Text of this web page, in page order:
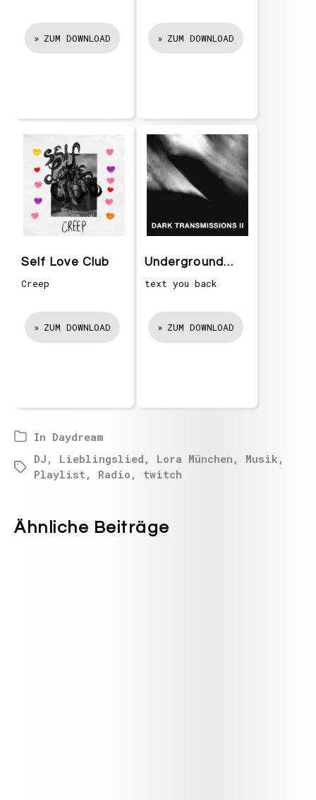
ZUM DOWNLOAD ZUM DOWNLOAD
Self Love Club
Creep
ZUM DOWNLOAD
Underground
text you back
ZUM DOWNLOAD
In Daydream
DJ , Lieblingslied , Lora München , Musik ,
Playlist , Radio , twitch
Ähnliche Beiträge